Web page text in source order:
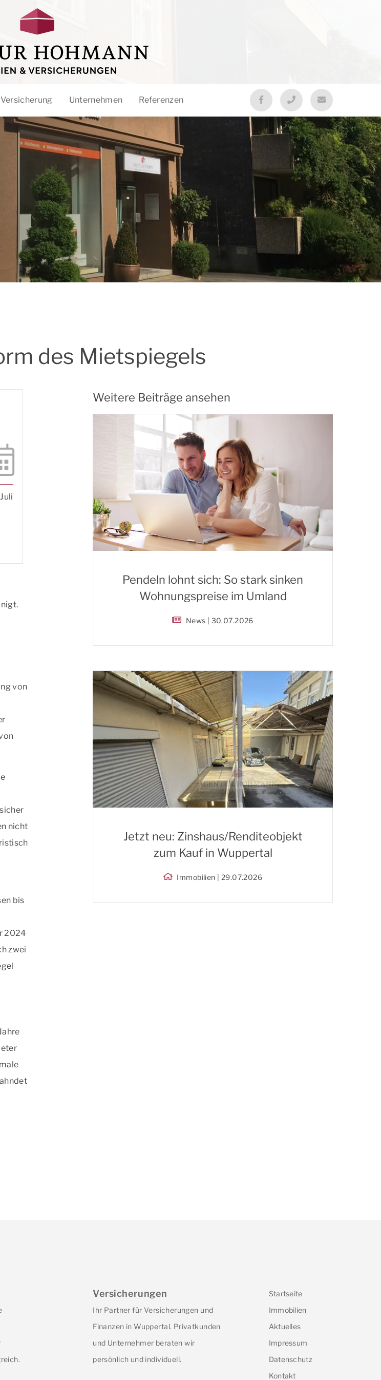
Versicherung Unternehmen Referenzen
des Mietspiegels
von
nicht
bis
2024
zwei
Weitere Beiträge ansehen
Pendeln lohnt sich: So stark sinken
Wohnungspreise im Umland
News | 30.07.2026
Jetzt neu: Zinshaus/Renditeobjekt
zum Kauf in Wuppertal
Immobilien | 29.07.2026
Versicherungen
Ihr Partner für Versicherungen und
Finanzen in Wuppertal. Privatkunden
und Unternehmer beraten wir
persönlich und individuell.
Startseite
Immobilien
Aktuelles
Impressum
Datenschutz
Kontakt